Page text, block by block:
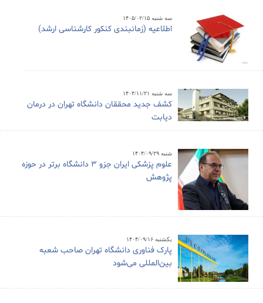
سه شنبه ۱۴۰۵/۰۲/۱۵
اطلاعیه (زمانبندی کنکور کارشناسی ارشد)
سه شنبه ۱۴۰۴/۱۱/۲۱
کشف جدید محققان دانشگاه تهران در درمان
دیابت
شنبه ۱۴۰۴/۰۹/۲۹
علوم پزشکی ایران جزو ۳ دانشگاه برتر در حوزه
پژوهش
یکشنبه ۱۴۰۴/۰۹/۱۶
پارک فناوری دانشگاه تهران صاحب شعبه
بین‌المللی می‌شود